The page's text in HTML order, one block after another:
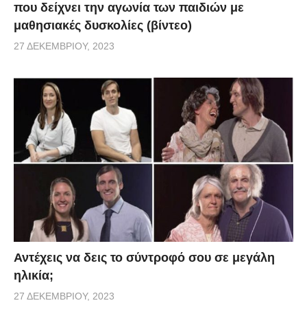
που δείχνει την αγωνία των παιδιών με
μαθησιακές δυσκολίες (βίντεο)
27 ΔΕΚΕΜΒΡΊΟΥ, 2023
Αντέχεις να δεις το σύντροφό σου σε μεγάλη
ηλικία;
27 ΔΕΚΕΜΒΡΊΟΥ, 2023